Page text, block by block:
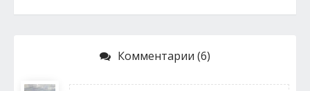
Комментарии (6)